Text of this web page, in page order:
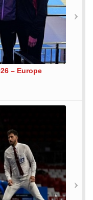
– Europe